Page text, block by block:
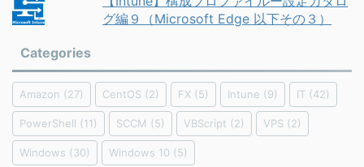
グ編９（Microsoft Edge 以下その３）
Categories
Amazon (27) CentOS (2) FX (5) Intune (9) IT (42)
PowerShell (11) SCCM (5) VBScript (2) VPS (2)
Windows (30) Windows 10 (5)